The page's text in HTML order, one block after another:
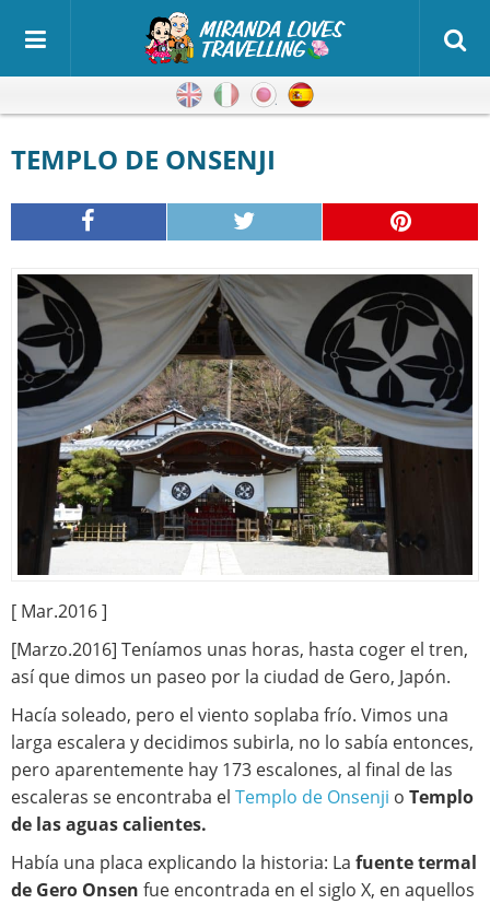
Inglés ItalianoJaponés
TEMPLO DE ONSENJI
[ Mar.2016 ]
[Marzo.2016] Teníamos unas horas, hasta coger el tren,
así que dimos un paseo por la ciudad de Gero, Japón.
Hacía soleado, pero el viento soplaba frío. Vimos una
larga escalera y decidimos subirla, no lo sabía entonces,
pero aparentemente hay 173 escalones, al final de las
escaleras se encontraba el Templo de Onsenji o Templo
de las aguas calientes.
Había una placa explicando la historia: La fuente termal
de Gero Onsen fue encontrada en el siglo X, en aquellos